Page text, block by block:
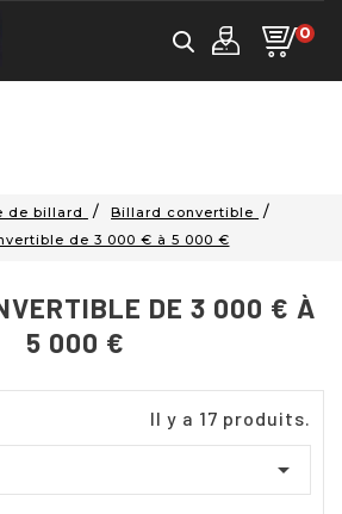
0
de billard
Billard convertible
de 3 000 € à 5 000 €
DE 3 000 € À
5 000 €
Il y a 17 produits.
